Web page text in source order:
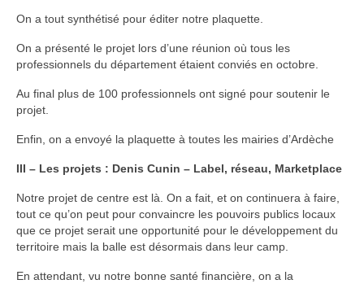
On a tout synthétisé pour éditer notre plaquette.
On a présenté le projet lors d’une réunion où tous les
professionnels du département étaient conviés en octobre.
Au final plus de 100 professionnels ont signé pour soutenir le
projet.
Enfin, on a envoyé la plaquette à toutes les mairies d’Ardèche
III – Les projets : Denis Cunin – Label, réseau, Marketplace
Notre projet de centre est là. On a fait, et on continuera à faire,
tout ce qu’on peut pour convaincre les pouvoirs publics locaux
que ce projet serait une opportunité pour le développement du
territoire mais la balle est désormais dans leur camp.
En attendant, vu notre bonne santé financière, on a la